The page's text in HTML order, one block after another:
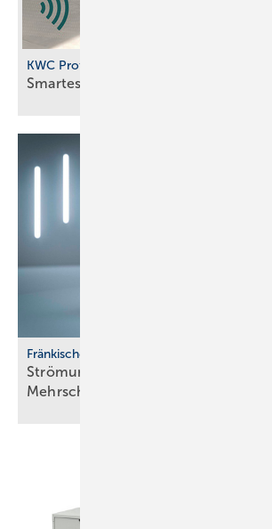
KWC Professional
Smartes
Fränkische
Strömungsoptimiertes
­Mehrschichtverbundrohrsystem